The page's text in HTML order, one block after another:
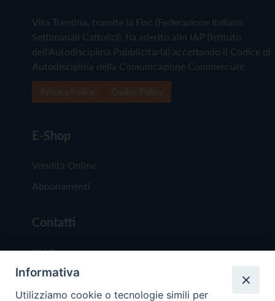
Vita Trentina, tramite la Fisc (Federazione Italiana
Settimanali Cattolici), ha aderito allo IAP (Istituto
dell'Autodisciplina Pubblicitaria) accettando il Codice di
Autodisciplina della Comunicazione Commerciale
E-Shop
Vendita Online
Abbonamenti
Contatti
Chi Siamo
Redazione
Scrivici
Informativa
Utilizziamo cookie o tecnologie simili per